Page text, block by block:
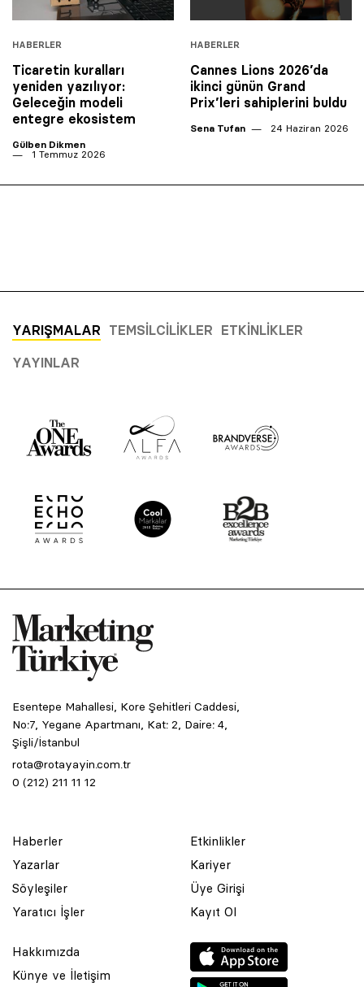
HABERLER
Ticaretin kuralları
yeniden yazılıyor:
Geleceğin modeli
entegre ekosistem
Gülben Dikmen
1 Temmuz 2026
HABERLER
Cannes Lions 2026’da
ikinci günün Grand
Prix’leri sahiplerini buldu
Sena Tufan 24 Haziran 2026
YARIŞMALAR TEMSILCILIKLER ETKINLIKLER
YAYINLAR
Esentepe Mahallesi, Kore Şehitleri Caddesi,
No:7, Yegane Apartmanı, Kat: 2, Daire: 4,
Şişli/İstanbul
rota@rotayayin.com.tr
0 (212) 211 11 12
Haberler
Yazarlar
Söyleşiler
Yaratıcı İşler
Etkinlikler
Kariyer
Üye Girişi
Kayıt Ol
Hakkımızda
Künye ve İletişim